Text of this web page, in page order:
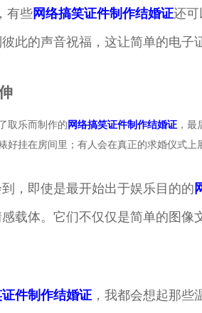
有些网络搞笑证件制作结婚证还可
此的声音祝福，这让简单的电子
取乐而制作的网络搞笑证件制作结婚证 ，
好挂在房间里；有人会在真正的求婚仪式
，即使是最开始出于娱乐目的的
载体。它们不仅仅是简单的图
证件制作结婚证 ，我都会想起那些